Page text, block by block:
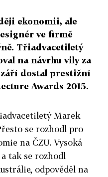
ekonomii, ale
ve firmě
Třiadvacetiletý
na návrhu vily za
dostal prestižní
Awards 2015.
Marek
se rozhodl pro
na ČZU. Vysoká
tak se rozhodl
odpověděl na